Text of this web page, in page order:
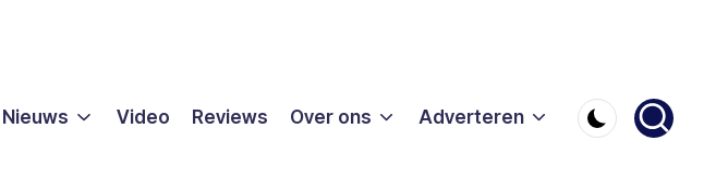
Nieuws Video Reviews Over ons Adverteren